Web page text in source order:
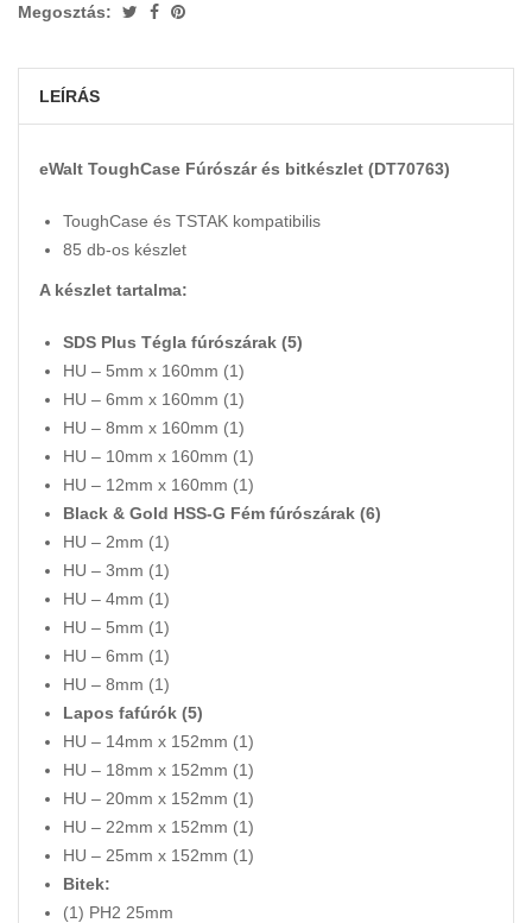
Megosztás:
LEÍRÁS
eWalt ToughCase Fúrószár és bitkészlet (DT70763)
ToughCase és TSTAK kompatibilis
85 db-os készlet
A készlet tartalma:
SDS Plus Tégla fúrószárak (5)
HU – 5mm x 160mm (1)
HU – 6mm x 160mm (1)
HU – 8mm x 160mm (1)
HU – 10mm x 160mm (1)
HU – 12mm x 160mm (1)
Black & Gold HSS-G Fém fúrószárak (6)
HU – 2mm (1)
HU – 3mm (1)
HU – 4mm (1)
HU – 5mm (1)
HU – 6mm (1)
HU – 8mm (1)
Lapos fafúrók (5)
HU – 14mm x 152mm (1)
HU – 18mm x 152mm (1)
HU – 20mm x 152mm (1)
HU – 22mm x 152mm (1)
HU – 25mm x 152mm (1)
Bitek:
(1) PH2 25mm